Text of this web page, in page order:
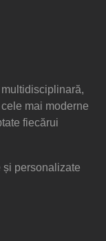
mai moderne
fiecărui
și personalizate